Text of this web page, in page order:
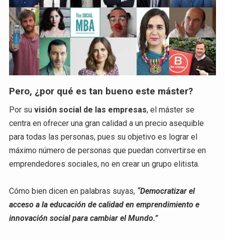
Pero, ¿por qué es tan bueno este máster?
Por su visión social de las empresas, el máster se
centra en ofrecer una gran calidad a un precio asequible
para todas las personas, pues su objetivo es lograr el
máximo número de personas que puedan convertirse en
emprendedores sociales, no en crear un grupo elitista.
Cómo bien dicen en palabras suyas, “Democratizar el
acceso a la educación de calidad en emprendimiento e
innovación social para cambiar el Mundo.”